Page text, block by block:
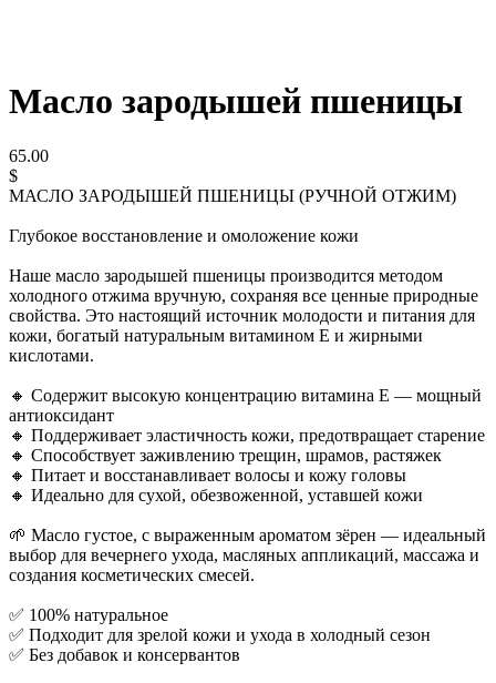
Масло зародышей пшеницы
65.00
$
МАСЛО ЗАРОДЫШЕЙ ПШЕНИЦЫ (РУЧНОЙ ОТЖИМ)
Глубокое восстановление и омоложение кожи
Наше масло зародышей пшеницы производится методом
холодного отжима вручную, сохраняя все ценные природные
свойства. Это настоящий источник молодости и питания для
кожи, богатый натуральным витамином E и жирными
кислотами.
🔸 Содержит высокую концентрацию витамина E — мощный
антиоксидант
🔸 Поддерживает эластичность кожи, предотвращает старение
🔸 Способствует заживлению трещин, шрамов, растяжек
🔸 Питает и восстанавливает волосы и кожу головы
🔸 Идеально для сухой, обезвоженной, уставшей кожи
🌱 Масло густое, с выраженным ароматом зёрен — идеальный
выбор для вечернего ухода, масляных аппликаций, массажа и
создания косметических смесей.
✅ 100% натуральное
✅ Подходит для зрелой кожи и ухода в холодный сезон
✅ Без добавок и консервантов